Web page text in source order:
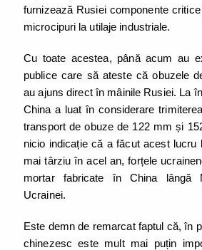
furnizează Rusiei componente
microcipuri la utilaje industriale.
Cu toate acestea, până acum au
publice care să ateste că obuzele
au ajuns direct în mâinile Rusiei. La
China a luat în considerare
transport de obuze de 122 mm și
nicio indicație că a făcut acest lucru
mai târziu în acel an, forțele
mortar fabricate în China lângă
Ucrainei.
Este demn de remarcat faptul că, în
chinezesc este mult mai puțin